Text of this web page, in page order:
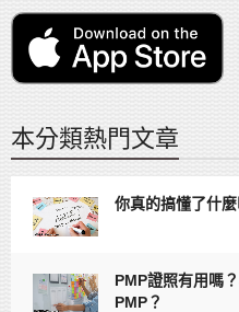
本分類熱門文章
你真的搞懂了什
PMP證照有用嗎
PMP？